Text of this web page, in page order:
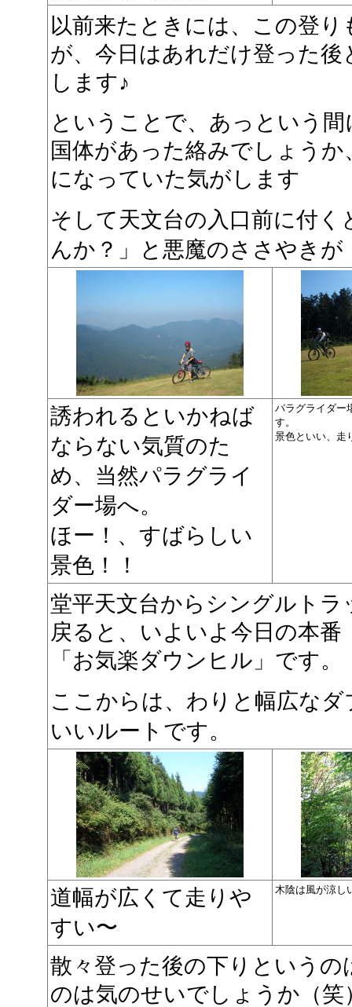
以前来たときには、この登
が、今日はあれだけ登った
します♪
ということで、あっという
国体があった絡みでしょう
になっていた気がします
そして天文台の入口前に付
んか？」と悪魔のささやきが
誘われるといかねば
ならない気質のた
め、当然パラグライ
ダー場へ。
ほー！、すばらしい
景色！！
パラグライダー
す。
景色といい、走
堂平天文台からシングルト
戻ると、いよいよ今日の本番
「お気楽ダウンヒル」です。
ここからは、わりと幅広な
いいルートです。
道幅が広くて走りや
すい〜
木陰は風が涼し
散々登った後の下りという
のは気のせいでしょうか（笑